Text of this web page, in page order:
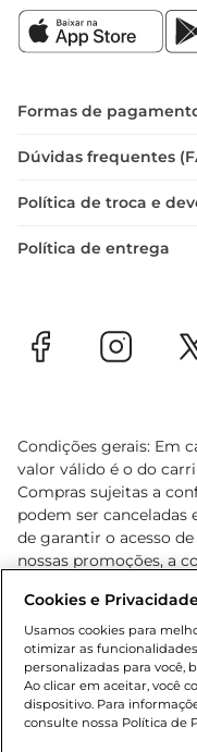
Formas de
Dúvidas frequentes
Política de troca e
Política de entrega
Condições gerais: Em
valor válido é o do
Compras sujeitas a
podem ser canceladas
de garantir o acesso
nossas promoções, a
cliente. Os preços,
o e-commerce e
sofrer alterações sem
de bebidas alcoólicas
Lei n.º 8069/90, art.
Adolescente). Preços e
Cookies e
Usamos cookies para
otimizar as
personalizadas para você,
Ao clicar em aceitar, você
dispositivo. Para
consulte nossa Política de